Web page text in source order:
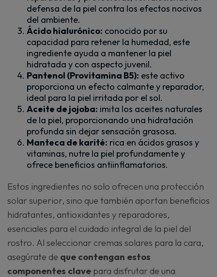
defensa de la piel contra los efectos nocivos
del ambiente.
Ácido hialurónico: conocido por su
capacidad para retener la humedad, este
ingrediente ayuda a mantener la piel
hidratada y con aspecto juvenil.
Pantenol (Provitamina B5): este activo
proporciona un efecto calmante y reparador,
ideal para la piel irritada por el sol.
Aceite de jojoba: imita los aceites naturales
de la piel, proporcionando una hidratación
profunda sin dejar sensación grasosa.
Manteca de karité: rica en ácidos grasos y
vitaminas, nutre la piel profundamente y
ofrece beneficios antiinflamatorios.
Estos ingredientes no solo ofrecen una protección
solar superior, sino que también aportan beneficios
hidratantes, antioxidantes y reparadores,
esenciales para el cuidado integral de la piel del
rostro. Al seleccionar cremas solares para la cara,
asegúrate de que contengan estos
componentes clave para disfrutar de una